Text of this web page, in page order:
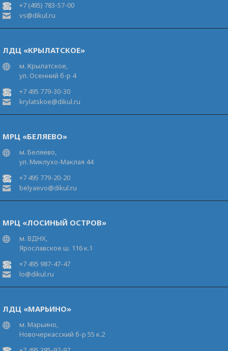
+7 (495) 783-57-00
vs@dikul.ru
ЛДЦ «КРЫЛАТСКОЕ»
м. Крылатское,
ул. Осенний б-р 4
+7 495 779-30-30
krylatskoe@dikul.ru
МРЦ «БЕЛЯЕВО»
м. Беляево,
ул. Миклухо-Маклая 44
+7 495 779-20-20
belyaevo@dikul.ru
МРЦ «ЛОСИНЫЙ ОСТРОВ»
м. ВДНХ,
Ярославское ш. 116 к.1
+7 495 987-47-47
lo@dikul.ru
ЛДЦ «МАРЬИНО»
м. Марьино,
Новочеркасский б-р 55 к.2